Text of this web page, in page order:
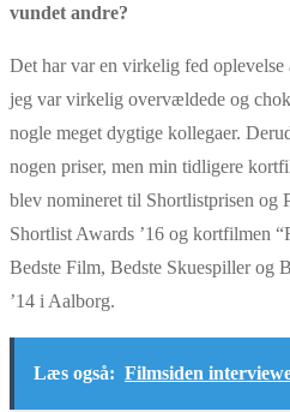
vundet andre?
Det har var en virkelig fed
jeg var virkelig overvældede og
nogle meget dygtige kollegaer.
nogen priser, men min tidligere
blev nomineret til Shortlistprisen og
Shortlist Awards ’16 og kortfilmen
Bedste Film, Bedste Skuespiller og
’14 i Aalborg.
Læs også: Filmsiden